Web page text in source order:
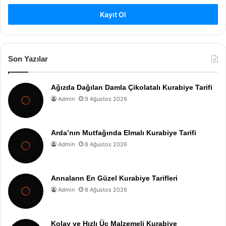
Kayıt Ol
Son Yazılar
Ağızda Dağılan Damla Çikolatalı Kurabiye Tarifi
Admin 9 Ağustos 2026
Arda’nın Mutfağında Elmalı Kurabiye Tarifi
Admin 8 Ağustos 2026
Annaların En Güzel Kurabiye Tarifleri
Admin 8 Ağustos 2026
Kolay ve Hızlı Üç Malzemeli Kurabiye